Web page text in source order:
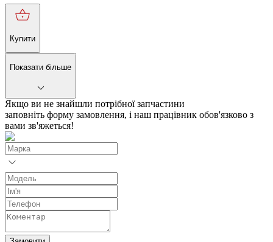
Купити
Показати більше
Якщо ви не знайшли потрібної запчастини
заповніть форму замовлення, і наш працівник обов'язково з
вами зв'яжеться!